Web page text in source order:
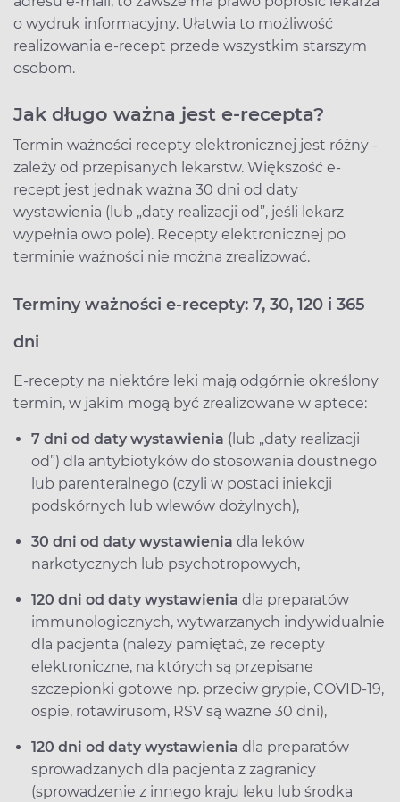
o wydruk informacyjny. Ułatwia to możliwość
realizowania e-recept przede wszystkim starszym
osobom.
Jak długo ważna jest e-recepta?
Termin ważności recepty elektronicznej jest różny -
zależy od przepisanych lekarstw. Większość e-
recept jest jednak ważna 30 dni od daty
wystawienia (lub „daty realizacji od”, jeśli lekarz
wypełnia owo pole). Recepty elektronicznej po
terminie ważności nie można zrealizować.
Terminy ważności e-recepty: 7, 30, 120 i 365
dni
E-recepty na niektóre leki mają odgórnie określony
termin, w jakim mogą być zrealizowane w aptece:
7 dni od daty wystawienia (lub „daty realizacji
od”) dla antybiotyków do stosowania doustnego
lub parenteralnego (czyli w postaci iniekcji
podskórnych lub wlewów dożylnych),
30 dni od daty wystawienia dla leków
narkotycznych lub psychotropowych,
120 dni od daty wystawienia dla preparatów
immunologicznych, wytwarzanych indywidualnie
dla pacjenta (należy pamiętać, że recepty
elektroniczne, na których są przepisane
szczepionki gotowe np. przeciw grypie, COVID-19,
ospie, rotawirusom, RSV są ważne 30 dni),
120 dni od daty wystawienia dla preparatów
sprowadzanych dla pacjenta z zagranicy
(sprowadzenie z innego kraju leku lub środka